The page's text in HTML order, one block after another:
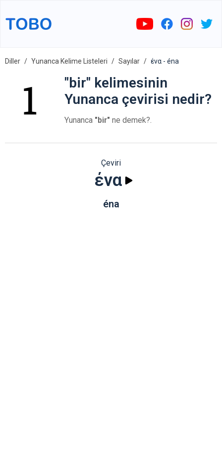
Diller Yunanca Kelime Listeleri Sayılar ένα - éna
"bir" kelimesinin
Yunanca çevirisi nedir?
Yunanca "bir" ne demek?.
Çeviri
ένα
éna